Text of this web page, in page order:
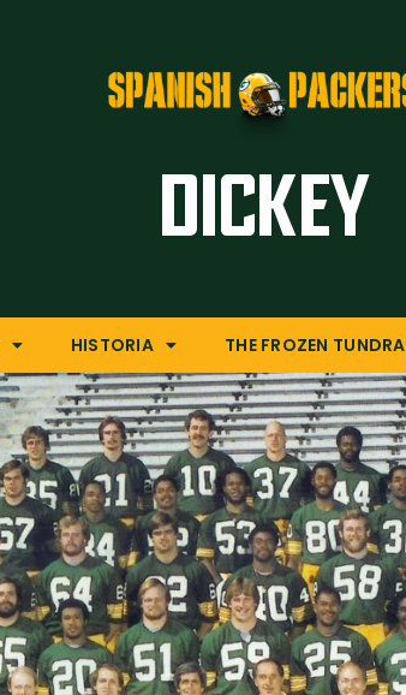
DICKEY
HISTORIA THE FROZEN TUNDRA
Temporada 26/27
The Frozen Tundra
Guía Packers